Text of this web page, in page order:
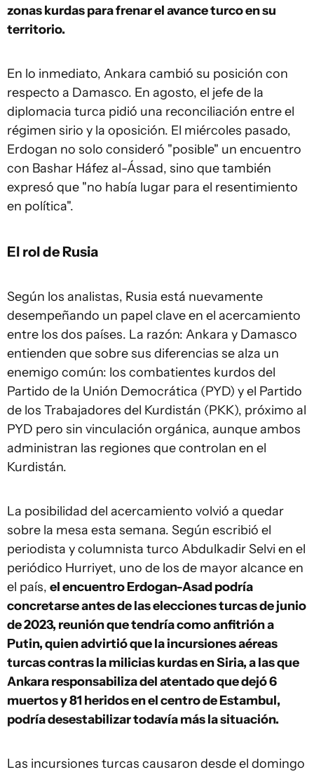
zonas kurdas para frenar el avance turco en su
territorio.
En lo inmediato, Ankara cambió su posición con
respecto a Damasco. En agosto, el jefe de la
diplomacia turca pidió una reconciliación entre el
régimen sirio y la oposición. El miércoles pasado,
Erdogan no solo consideró "posible" un encuentro
con Bashar Háfez al-Ássad, sino que también
expresó que "no había lugar para el resentimiento
en política".
El rol de Rusia
Según los analistas, Rusia está nuevamente
desempeñando un papel clave en el acercamiento
entre los dos países. La razón: Ankara y Damasco
entienden que sobre sus diferencias se alza un
enemigo común: los combatientes kurdos del
Partido de la Unión Democrática (PYD) y el Partido
de los Trabajadores del Kurdistán (PKK), próximo al
PYD pero sin vinculación orgánica, aunque ambos
administran las regiones que controlan en el
Kurdistán.
La posibilidad del acercamiento volvió a quedar
sobre la mesa esta semana. Según escribió el
periodista y columnista turco Abdulkadir Selvi en el
periódico Hurriyet, uno de los de mayor alcance en
el país, el encuentro Erdogan-Asad podría
concretarse antes de las elecciones turcas de junio
de 2023, reunión que tendría como anfitrión a
Putin, quien advirtió que la incursiones aéreas
turcas contras la milicias kurdas en Siria, a las que
Ankara responsabiliza del atentado que dejó 6
muertos y 81 heridos en el centro de Estambul,
podría desestabilizar todavía más la situación.
Las incursiones turcas causaron desde el domingo